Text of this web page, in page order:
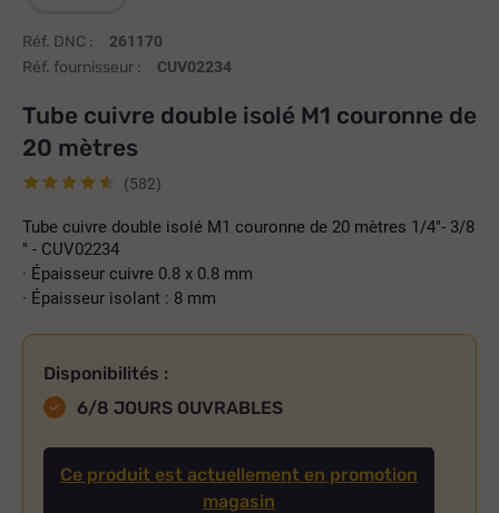
Réf. DNC : 261170
Réf. fournisseur : CUV02234
Tube cuivre double isolé M1 couronne de
20 mètres
(582)
Tube cuivre double isolé M1 couronne de 20 mètres 1/4"- 3/8
" - CUV02234
· Épaisseur cuivre 0.8 x 0.8 mm
· Épaisseur isolant : 8 mm
Disponibilités :
6/8 JOURS OUVRABLES
Ce produit est actuellement en promotion
magasin